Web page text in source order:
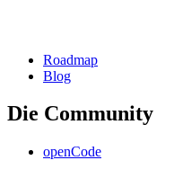
Roadmap
Blog
Die Community
openCode